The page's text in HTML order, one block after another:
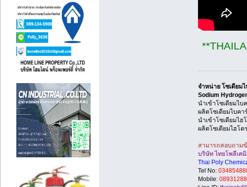
จำหน่าย โซเดียม
Sodium
นำเข้าโซเดียมไบ
ผลิตโซเดียมไบคา
นำเข้าโซเดียมไฮ
ผลิตโซเดียมไฮโด
สามารถสอบถาม
บริษัท ไทยโพลีเค
Thai Poly
Tel No:
Mobile: